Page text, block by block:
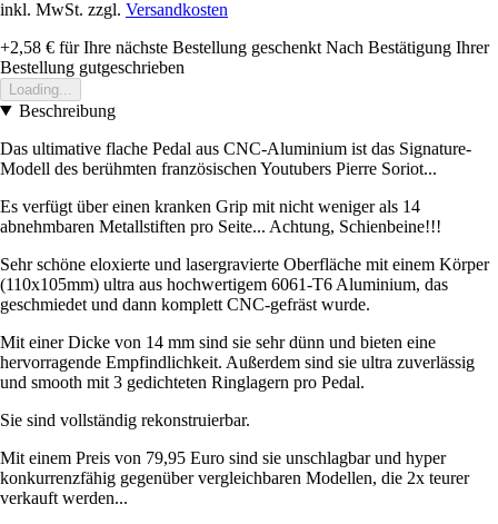
inkl. MwSt. zzgl. Versandkosten
+2,58 € für Ihre nächste Bestellung geschenkt Nach Bestätigung Ihrer
Bestellung gutgeschrieben
Loading...
Beschreibung
Das ultimative flache Pedal aus CNC-Aluminium ist das Signature-
Modell des berühmten französischen Youtubers Pierre Soriot...
Es verfügt über einen kranken Grip mit nicht weniger als 14
abnehmbaren Metallstiften pro Seite... Achtung, Schienbeine!!!
Sehr schöne eloxierte und lasergravierte Oberfläche mit einem Körper
(110x105mm) ultra aus hochwertigem 6061-T6 Aluminium, das
geschmiedet und dann komplett CNC-gefräst wurde.
Mit einer Dicke von 14 mm sind sie sehr dünn und bieten eine
hervorragende Empfindlichkeit. Außerdem sind sie ultra zuverlässig
und smooth mit 3 gedichteten Ringlagern pro Pedal.
Sie sind vollständig rekonstruierbar.
Mit einem Preis von 79,95 Euro sind sie unschlagbar und hyper
konkurrenzfähig gegenüber vergleichbaren Modellen, die 2x teurer
verkauft werden...